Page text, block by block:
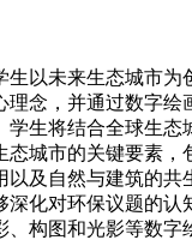
生以未来生态城市为
理念，并通过数字绘
学生将结合全球生态
态城市的关键要素，
以及自然与建筑的共
深化对环保议题的认
、构图和光影等数字